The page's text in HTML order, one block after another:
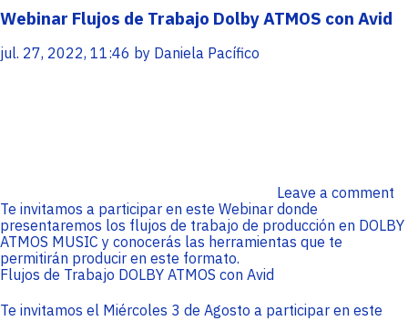
Webinar Flujos de Trabajo Dolby ATMOS con Avid
jul. 27, 2022, 11:46 by Daniela Pacífico
Leave a comment
Te invitamos a participar en este Webinar donde
presentaremos los flujos de trabajo de producción en DOLBY
ATMOS MUSIC y conocerás las herramientas que te
permitirán producir en este formato.
Flujos de Trabajo DOLBY ATMOS con Avid
Te invitamos el Miércoles 3 de Agosto a participar en este